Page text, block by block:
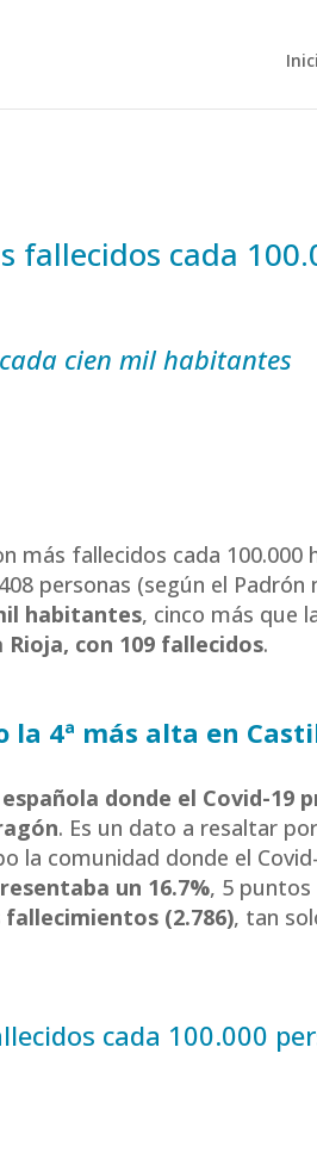
fallecidos cada
cien mil habitantes
más fallecidos cada
personas (según el Padrón
habitantes, cinco más que
Rioja, con 109 fallecidos.
4ª más alta en
donde el Covid-19
. Es un dato a resaltar
comunidad donde el
un 16.7%, 5 puntos
(2.786), tan
cada 100.000